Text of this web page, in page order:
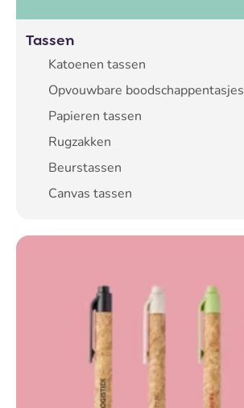
Tassen
Katoenen tassen
Opvouwbare boodschappentasjes
Papieren tassen
Rugzakken
Beurstassen
Canvas tassen